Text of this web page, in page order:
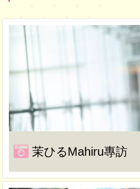
茉ひるMahiru專訪